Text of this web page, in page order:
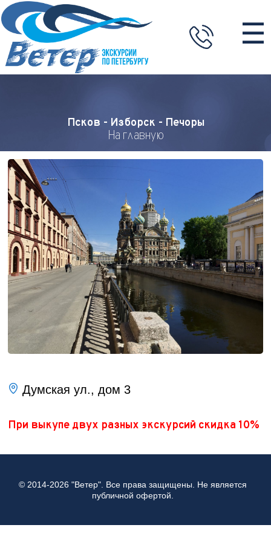
☰
Псков - Изборск - Печоры
На главную
Думская ул., дом 3
При выкупе двух разных экскурсий скидка 10%
© 2014-2026 "Ветер". Все права защищены. Не является
публичной офертой.